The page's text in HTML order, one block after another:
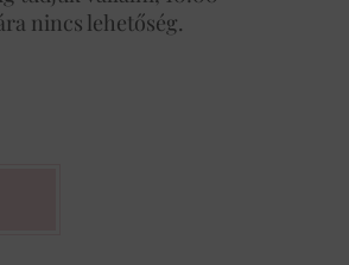
nincs lehetőség.